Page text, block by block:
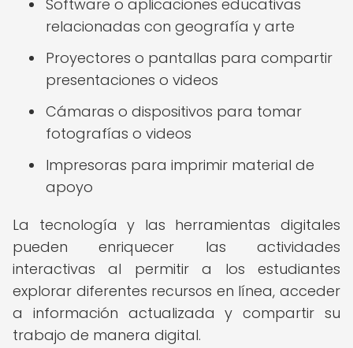
Software o aplicaciones educativas
relacionadas con geografía y arte
Proyectores o pantallas para compartir
presentaciones o videos
Cámaras o dispositivos para tomar
fotografías o videos
Impresoras para imprimir material de
apoyo
La tecnología y las herramientas digitales
pueden enriquecer las actividades
interactivas al permitir a los estudiantes
explorar diferentes recursos en línea, acceder
a información actualizada y compartir su
trabajo de manera digital.